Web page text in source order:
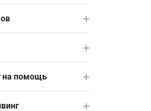
на помощь